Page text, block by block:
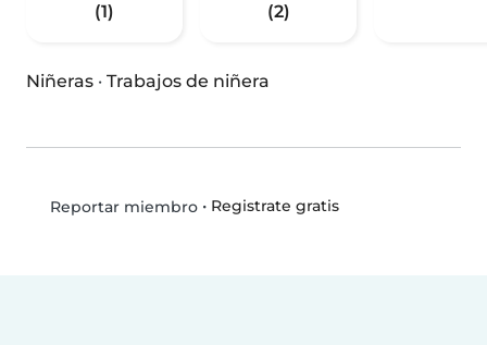
(1) (2)
Niñeras · Trabajos de niñera
Reportar miembro• Registrate gratis